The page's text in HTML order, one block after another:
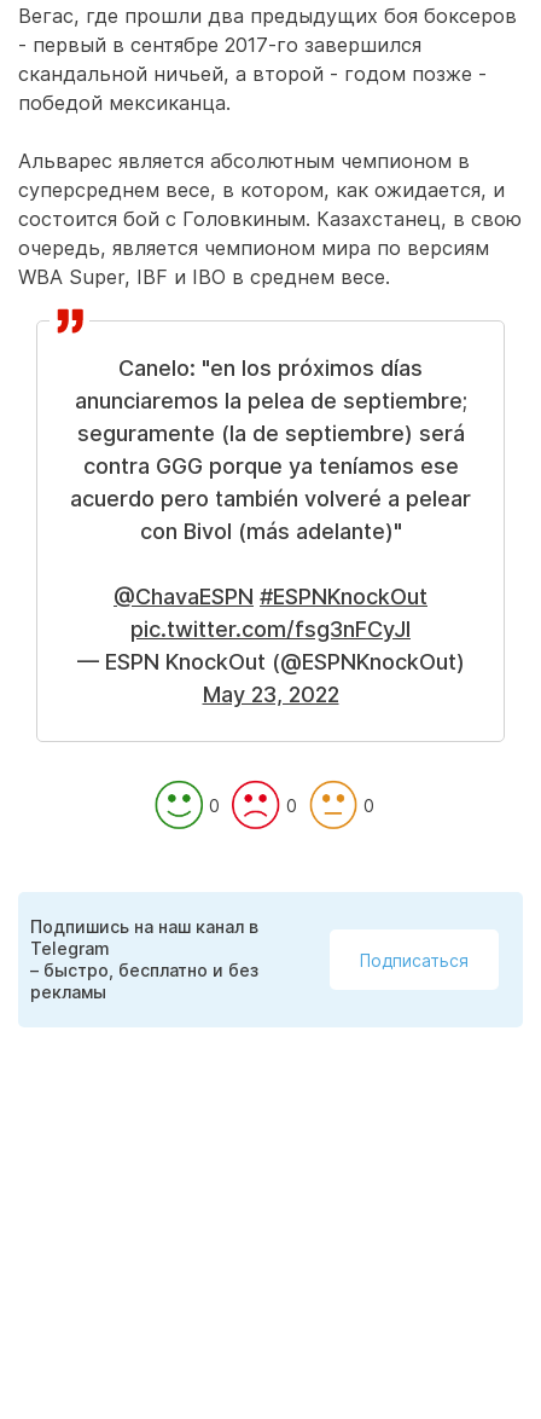
Вегас, где прошли два предыдущих боя боксеров
- первый в сентябре 2017-го завершился
скандальной ничьей, а второй - годом позже -
победой мексиканца.
Альварес является абсолютным чемпионом в
суперсреднем весе, в котором, как ожидается, и
состоится бой с Головкиным. Казахстанец, в свою
очередь, является чемпионом мира по версиям
WBA Super, IBF и IBO в среднем весе.
Canelo: "en los próximos días
anunciaremos la pelea de septiembre;
seguramente (la de septiembre) será
contra GGG porque ya teníamos ese
acuerdo pero también volveré a pelear
con Bivol (más adelante)"
@ChavaESPN #ESPNKnockOut
pic.twitter.com/fsg3nFCyJl
— ESPN KnockOut (@ESPNKnockOut)
May 23, 2022
0 0 0
Подпишись на наш канал в
Telegram
– быстро, бесплатно и без
рекламы
Подписаться